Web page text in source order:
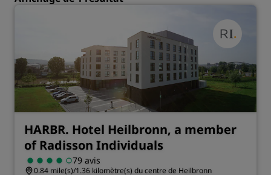
HARBR. Hotel Heilbronn, a member
of Radisson Individuals
79 avis
0.84 mile(s)/1.36 kilomètre(s) du centre de Heilbronn